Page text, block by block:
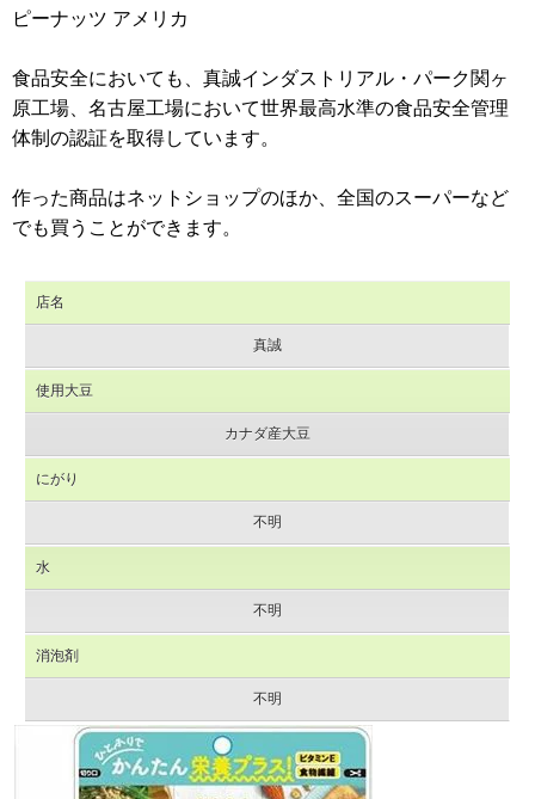
ピーナッツ アメリカ
食品安全においても、真誠インダストリアル・パーク関ヶ
原工場、名古屋工場において世界最高水準の食品安全管理
体制の認証を取得しています。
作った商品はネットショップのほか、全国のスーパーなど
でも買うことができます。
店名
真誠
使用大豆
カナダ産大豆
にがり
不明
水
不明
消泡剤
不明